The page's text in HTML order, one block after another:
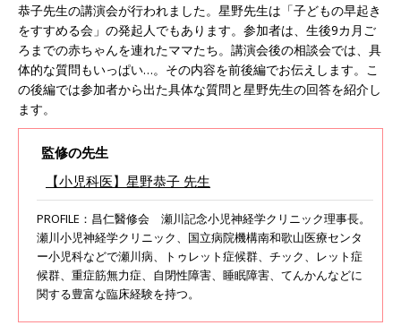
恭子先生の講演会が行われました。星野先生は「子どもの早起き
をすすめる会」の発起人でもあります。参加者は、生後9カ月ご
ろまでの赤ちゃんを連れたママたち。講演会後の相談会では、具
体的な質問もいっぱい…。その内容を前後編でお伝えします。こ
の後編では参加者から出た具体な質問と星野先生の回答を紹介し
ます。
監修の先生
【小児科医】星野恭子 先生
PROFILE：昌仁醫修会 瀬川記念小児神経学クリニック理事長。
瀬川小児神経学クリニック、国立病院機構南和歌山医療センタ
ー小児科などで瀬川病、トゥレット症候群、チック、レット症
候群、重症筋無力症、自閉性障害、睡眠障害、てんかんなどに
関する豊富な臨床経験を持つ。